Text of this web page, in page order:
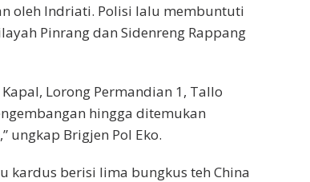
oleh Indriati. Polisi lalu membuntuti
Pinrang dan Sidenreng Rappang
Lorong Permandian 1, Tallo
hingga ditemukan
ungkap Brigjen Pol Eko.
kardus berisi lima bungkus teh China